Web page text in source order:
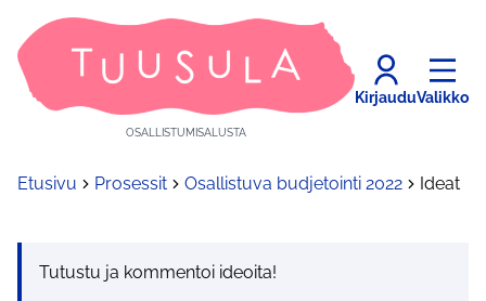
OSALLISTUMISALUSTA
KirjauduValikko
Etusivu Prosessit Osallistuva budjetointi 2022 Ideat
Tutustu ja kommentoi ideoita!